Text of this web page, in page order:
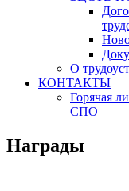
О
КОНТАКТЫ
Горячая
СПО
Награды